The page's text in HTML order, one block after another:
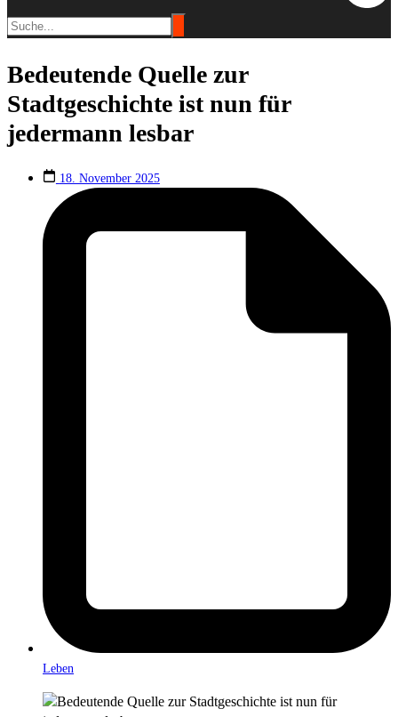
Bedeutende Quelle zur
Stadtgeschichte ist nun für
jedermann lesbar
18. November 2025
Leben